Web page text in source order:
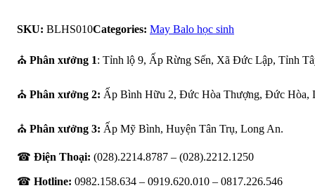
SKU: BLHS010Categories: May Balo học sinh
⛪ Phân xưởng 1: Tỉnh lộ 9, Ấp Rừng Sến, Xã Đức Lập, Tỉnh
⛪ Phân xưởng 2: Ấp Bình Hữu 2, Đức Hòa Thượng, Đức Hòa,
⛪ Phân xưởng 3: Ấp Mỹ Bình, Huyện Tân Trụ, Long An.
☎ Điện Thoại: (028).2214.8787 – (028).2212.1250
☎ Hotline: 0982.158.634 – 0919.620.010 – 0817.226.546